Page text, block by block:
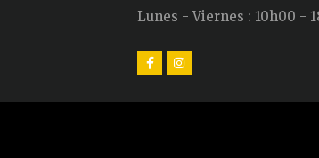
Lunes - Viernes : 10h00 -